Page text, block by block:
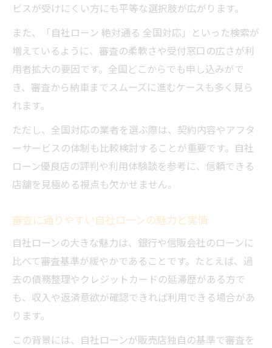
ビスが受けにくい方にも平等な選択肢が広がります。
また、「自社ローン 絶対通る 全国対応」といった検索が
増えているように、審査の柔軟さや受付窓口の広さが利
用者拡大の要因です。全国どこからでも申し込みがで
き、審査から納車までスムーズに進むケースも多く見ら
れます。
ただし、全国対応の業者を選ぶ際は、契約内容やアフタ
ーサービスの体制も比較検討することが重要です。自社
ローン優良店の評判や利用体験談を参考に、信頼できる
店舗を見極める視点も欠かせません。
審査に通りやすい自社ローンの魅力と実情
自社ローンの大きな魅力は、銀行や信販会社のローンに
比べて審査基準が緩やかであることです。たとえば、過
去の債務整理やクレジットカードの延滞歴がある方で
も、収入や返済意欲が確認できれば利用できる場合があ
ります。
この背景には、自社ローンが販売店独自の基準で審査を